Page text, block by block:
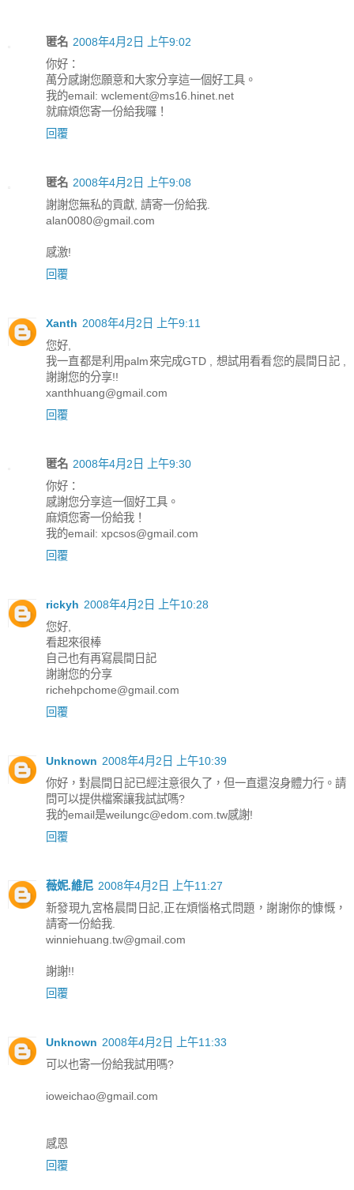
匿名 2008年4月2日 上午9:02
你好：
萬分感謝您願意和大家分享這一個好工具。
我的email: wclement@ms16.hinet.net
就麻煩您寄一份給我囉！
回覆
匿名 2008年4月2日 上午9:08
謝謝您無私的貢獻, 請寄一份給我.
alan0080@gmail.com
感激!
回覆
Xanth 2008年4月2日 上午9:11
您好,
我一直都是利用palm來完成GTD , 想試用看看您的晨間日記 ,
謝謝您的分享!!
xanthhuang@gmail.com
回覆
匿名 2008年4月2日 上午9:30
你好：
感謝您分享這一個好工具。
麻煩您寄一份給我！
我的email: xpcsos@gmail.com
回覆
rickyh 2008年4月2日 上午10:28
您好,
看起來很棒
自己也有再寫晨間日記
謝謝您的分享
richehpchome@gmail.com
回覆
Unknown 2008年4月2日 上午10:39
你好，對晨間日記已經注意很久了，但一直還沒身體力行。請
問可以提供檔案讓我試試嗎?
我的email是weilungc@edom.com.tw感謝!
回覆
薇妮.維尼 2008年4月2日 上午11:27
新發現九宮格晨間日記,正在煩惱格式問題，謝謝你的慷慨，
請寄一份給我.
winniehuang.tw@gmail.com
謝謝!!
回覆
Unknown 2008年4月2日 上午11:33
可以也寄一份給我試用嗎?
ioweichao@gmail.com
感恩
回覆